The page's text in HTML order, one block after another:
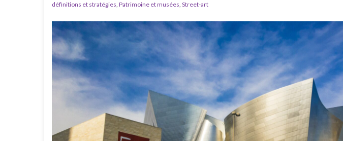
définitions et stratégies, Patrimoine et musées, Street-art